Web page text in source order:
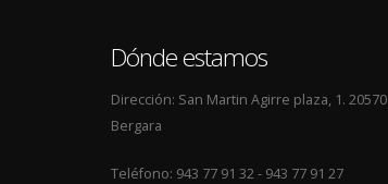
Dónde estamos
Dirección: San Martin Agirre plaza, 1. 20570
Bergara
Teléfono: 943 77 91 32 - 943 77 91 27